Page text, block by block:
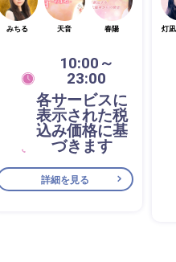
みちる 天音 春陽
10:00～
23:00
各サービスに
表示された税
込み価格に基
づきます
詳細を見る
灯